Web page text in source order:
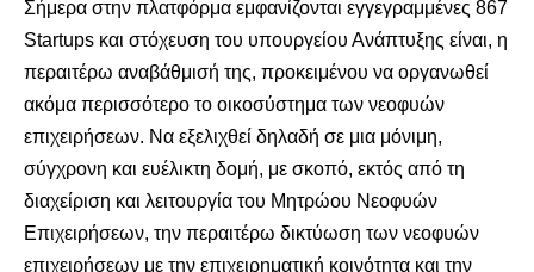
Σήμερα στην πλατφόρμα εμφανίζονται εγγεγραμμένες 867
Startups και στόχευση του υπουργείου Ανάπτυξης είναι, η
περαιτέρω αναβάθμισή της, προκειμένου να οργανωθεί
ακόμα περισσότερο το οικοσύστημα των νεοφυών
επιχειρήσεων. Να εξελιχθεί δηλαδή σε μια μόνιμη,
σύγχρονη και ευέλικτη δομή, με σκοπό, εκτός από τη
διαχείριση και λειτουργία του Μητρώου Νεοφυών
Επιχειρήσεων, την περαιτέρω δικτύωση των νεοφυών
επιχειρήσεων με την επιχειρηματική κοινότητα και την